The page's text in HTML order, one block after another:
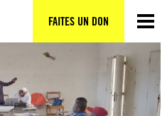
FAITES UN DON